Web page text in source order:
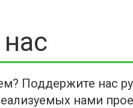
Поддержите нас
нами